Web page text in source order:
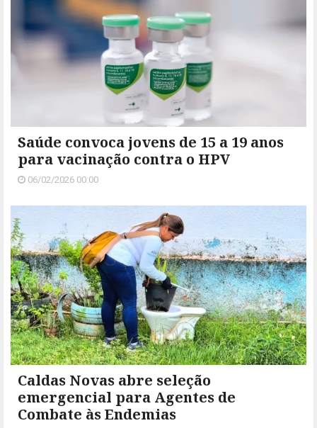
Saúde convoca jovens de 15 a 19 anos
para vacinação contra o HPV
06/02/2026 00:00
Caldas Novas abre seleção
emergencial para Agentes de
Combate às Endemias